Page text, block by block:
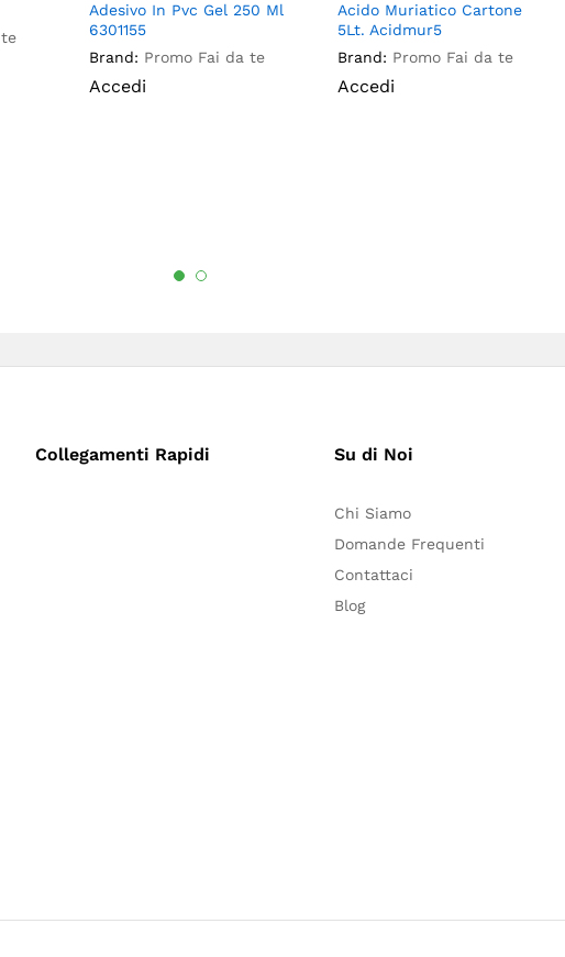
Adesivo In Pvc Gel 250 Ml
6301155
Brand: Promo Fai da te
Accedi
Acido Muriatico Cartone
5Lt. Acidmur5
Brand: Promo Fai da te
Accedi
Collegamenti Rapidi Su di Noi
Chi Siamo
Domande Frequenti
Contattaci
Blog